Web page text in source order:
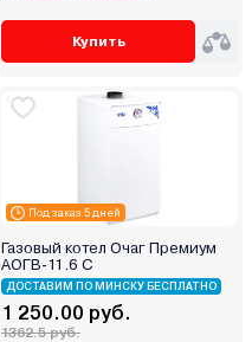
Купить
Под заказ 5 дней
Газовый котел Очаг Премиум
АОГВ-11.6 С
ДОСТАВИМ ПО МИНСКУ БЕСПЛАТНО
1 250.00 руб.
1362.5 руб.